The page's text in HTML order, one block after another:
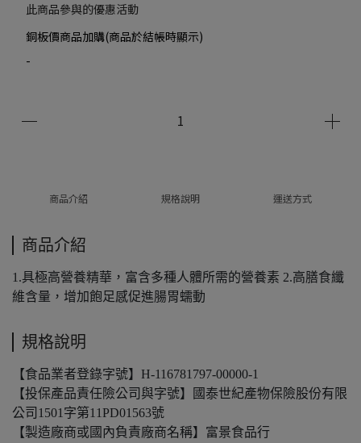
此商品參與的優惠活動
銅板價商品加購(商品於結帳時顯示)
-
商品介紹 規格說明 運送方式
商品介紹
1.具極高營養精華，富含多種人體所需的營養素 2.高膳食纖
維含量，增加飽足感促進腸胃蠕動
規格說明
【食品業者登錄字號】H-116781797-00000-1
【投保產品責任險公司與字號】國泰世紀產物保險股份有限
公司1501字第11PD01563號
【製造廠商或國內負責廠商名稱】富景食品行